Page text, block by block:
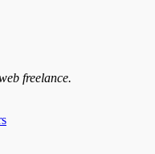
freelance.